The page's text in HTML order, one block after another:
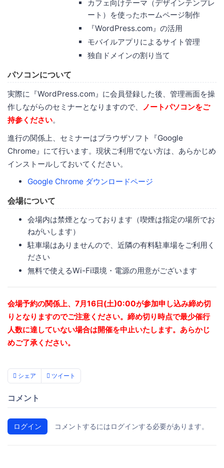
カフェ向けテーマ（デザインテンプレ
ート）を使ったホームページ制作
『WordPress.com』の活用
モバイルアプリによるサイト管理
独自ドメインの割り当て
パソコンについて
実際に『WordPress.com』に会員登録した後、管理画面を操
作しながらのセミナーとなりますので、
ノートパソコンをご
持参ください。
進行の関係上、セミナーはブラウザソフト『Google
Chrome』にて行います。現状ご利用でない方は、あらかじめ
インストールしておいてください。
Google Chrome ダウンロードページ
会場について
会場内は禁煙となっております（喫煙は指定の場所でお
ねがいします）
駐車場はありませんので、近隣の有料駐車場をご利用く
ださい
無料で使えるWi-Fi環境・電源の用意がございます
会場予約の関係上、7月16日(土)0:00が参加申し込み締め切
りとなりますのでご注意ください。締め切り時点で最少催行
人数に達していない場合は開催を中止いたします。あらかじ
めご了承ください。
シェア ツイート
コメント
ログイン コメントするにはログインする必要があります。